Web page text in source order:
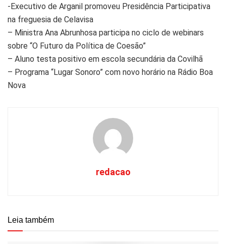
-Executivo de Arganil promoveu Presidência Participativa
na freguesia de Celavisa
– Ministra Ana Abrunhosa participa no ciclo de webinars
sobre “O Futuro da Política de Coesão”
– Aluno testa positivo em escola secundária da Covilhã
– Programa “Lugar Sonoro” com novo horário na Rádio Boa
Nova
redacao
Leia também